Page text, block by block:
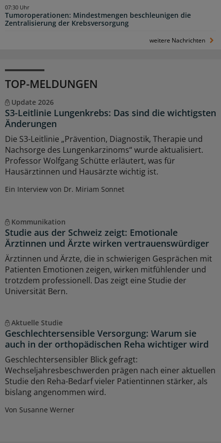
Tumoroperationen: Mindestmengen beschleunigen die
Zentralisierung der Krebsversorgung
07:30 Uhr
weitere Nachrichten
TOP-MELDUNGEN
Update 2026
S3-Leitlinie Lungenkrebs: Das sind die wichtigsten
Änderungen
Die S3-Leitlinie „Prävention, Diagnostik, Therapie und
Nachsorge des Lungenkarzinoms“ wurde aktualisiert.
Professor Wolfgang Schütte erläutert, was für
Hausärztinnen und Hausärzte wichtig ist.
Ein Interview von Dr. Miriam Sonnet
Kommunikation
Studie aus der Schweiz zeigt: Emotionale
Ärztinnen und Ärzte wirken vertrauenswürdiger
Ärztinnen und Ärzte, die in schwierigen Gesprächen mit
Patienten Emotionen zeigen, wirken mitfühlender und
trotzdem professionell. Das zeigt eine Studie der
Universität Bern.
Aktuelle Studie
Geschlechtersensible Versorgung: Warum sie
auch in der orthopädischen Reha wichtiger wird
Geschlechtersensibler Blick gefragt:
Wechseljahresbeschwerden prägen nach einer aktuellen
Studie den Reha-Bedarf vieler Patientinnen stärker, als
bislang angenommen wird.
Von Susanne Werner